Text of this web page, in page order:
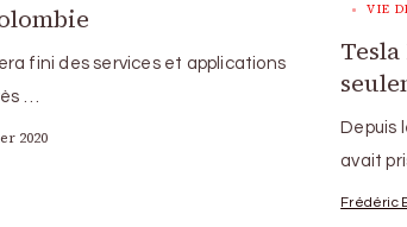
fini des services et applications
…
2020
VIE
Depuis
avait
Frédéric